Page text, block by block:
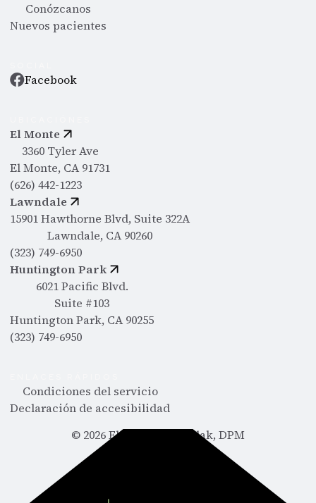
El Monte
3360 Tyler Ave
El Monte, CA 91731
(626) 442-1223
Lawndale
15901 Hawthorne Blvd, Suite 322A
Lawndale, CA 90260
(323) 749-6950
Huntington Park
6021 Pacific Blvd.
Suite #103
Huntington Park, CA 90255
(323) 749-6950
Condiciones del servicio
Declaración de accesibilidad
Conózcanos
Nuevos pacientes
Facebook
© 2026Ebram Abdelmalak, DPM